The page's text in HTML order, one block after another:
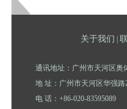
关于我们
通讯地址：广州市天河区奥
地 址：广州市天河区华强路
电 话：+86-020-83595089